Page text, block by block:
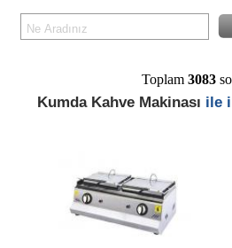
Toplam 3083
Kumda Kahve Makinası ile